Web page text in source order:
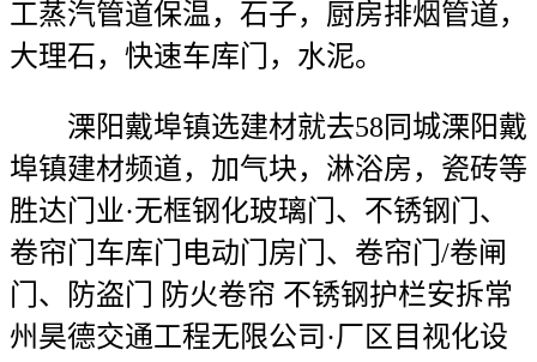
工蒸汽管道保温，石子，厨房排烟管道，
大理石，快速车库门，水泥。
溧阳戴埠镇选建材就去58同城溧阳戴
埠镇建材频道，加气块，淋浴房，瓷砖等
胜达门业·无框钢化玻璃门、不锈钢门、
卷帘门车库门电动门房门、卷帘门/卷闸
门、防盗门 防火卷帘 不锈钢护栏安拆常
州昊德交通工程无限公司·厂区目视化设